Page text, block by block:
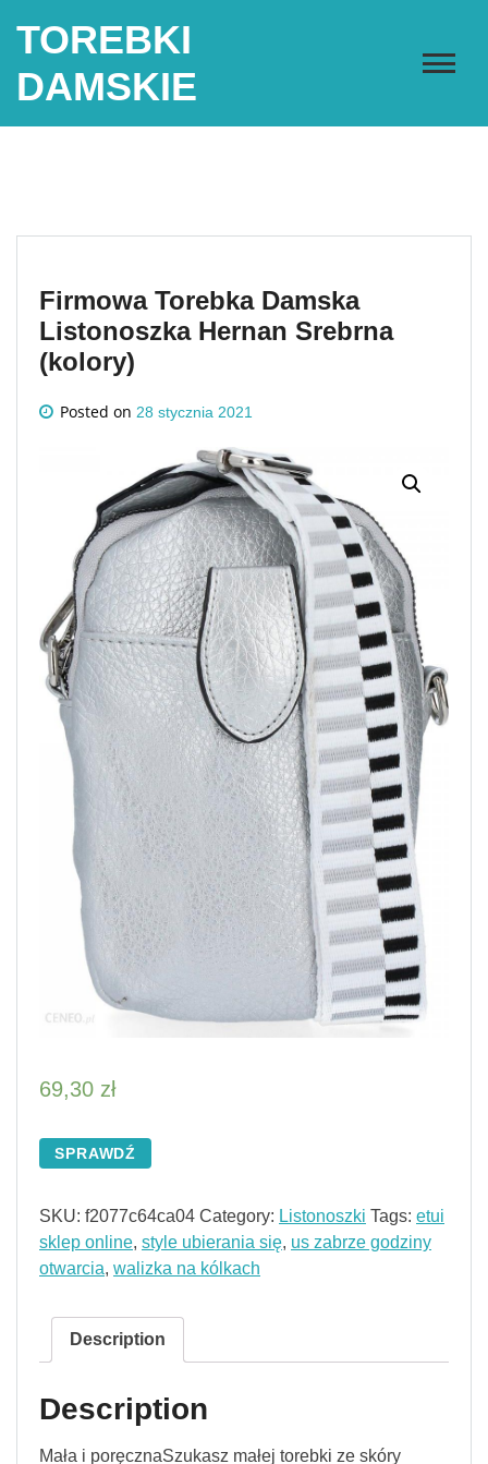
TOREBKI
DAMSKIE
Firmowa Torebka Damska
Listonoszka Hernan Srebrna
(kolory)
Posted on 28 stycznia 2021
69,30 zł
SPRAWDŹ
SKU: f2077c64ca04 Category: Listonoszki Tags: etui
sklep online, style ubierania się, us zabrze godziny
otwarcia, walizka na kólkach
Description
Description
Mała i poręcznaSzukasz małej torebki ze skóry